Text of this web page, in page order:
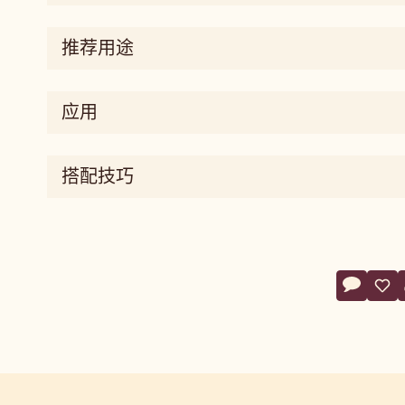
道
味
silky
推荐用途
应用
搭配技巧
评论
- W2保
-